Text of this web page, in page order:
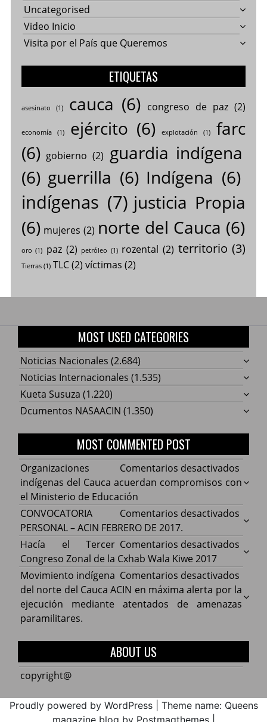
Uncategorised
Video Inicio
Visita por el País que Queremos
ETIQUETAS
asesinato (1) cauca (6) congreso de paz(2)
economía(1) ejército (6) explotación (1)
farc
(6) gobierno (2) guardia indígena
(6) guerrilla (6) Indígena (6)
indígenas (7) justicia Propia
(6) mujeres (2) norte del Cauca (6)
oro (1) paz (2) petróleo (1) rozental (2) territorio (3)
Tierras(1) TLC(2) víctimas (2)
MOST USED CATEGORIES
Noticias Nacionales (2.684)
Noticias Internacionales (1.535)
Kueta Susuza (1.220)
Dcumentos NASAACIN (1.350)
MOST COMMENTED POST
Comentarios desactivados
Cauca
con
de
Organizaciones
indígenas del Cauca acuerdan compromisos con
el Ministerio de Educación
Comentarios desactivados
ACIN
DE
CONVOCATORIA
PERSONAL – ACIN FEBRERO DE 2017.
Comentarios desactivados
Hacía
la
2017
Hacía el Tercer
Congreso Zonal de la Cxhab Wala Kiwe 2017
Comentarios desactivados
Cauca
Movimiento indígena
del norte del Cauca ACIN en máxima alerta por la
ejecución mediante atentados de amenazas
paramilitares.
ABOUT US
copyright@
Proudly powered by WordPress
Theme name: Queens
magazine blog by Postmagthemes